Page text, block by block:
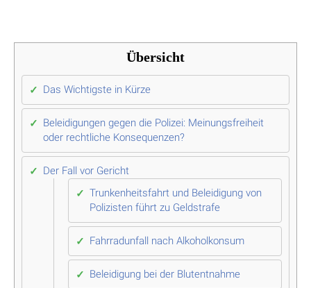
Übersicht
Das Wichtigste in Kürze
Beleidigungen gegen die Polizei: Meinungsfreiheit
oder rechtliche Konsequenzen?
Der Fall vor Gericht
Trunkenheitsfahrt und Beleidigung von
Polizisten führt zu Geldstrafe
Fahrradunfall nach Alkoholkonsum
Beleidigung bei der Blutentnahme